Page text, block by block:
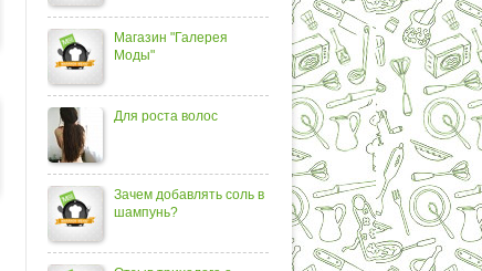
Магазин "Галерея
Моды"
Для роста волос
Зачем добавлять соль в
шампунь?